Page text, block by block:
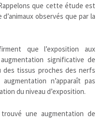
que cette étude est
observés que par la
que l’exposition aux
significative de
des tissus proches des nerfs
n’apparaît pas
du niveau d’exposition.
une augmentation de